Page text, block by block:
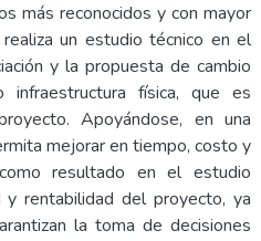
más reconocidos y con mayor
un estudio técnico en el
y la propuesta de cambio
infraestructura física, que es
Apoyándose, en una
mejorar en tiempo, costo y
resultado en el estudio
y rentabilidad del proyecto, ya
la toma de decisiones